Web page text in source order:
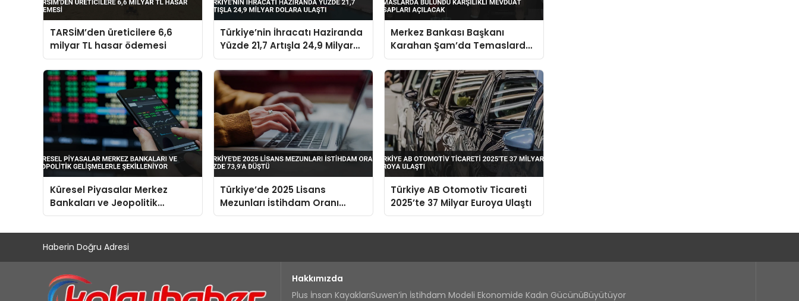
TARSİM’den üreticilere 6,6
milyar TL hasar ödemesi
Türkiye’nin İhracatı Haziranda
Yüzde 21,7 Artışla 24,9 Milyar
Dolara Ulaştı
Merkez Bankası Başkanı
Karahan Şam’da Temaslarda
Bulundu Karşılıklı Mevduat
Hesapları Açılacak
Küresel Piyasalar Merkez
Bankaları ve Jeopolitik
Gelişmelerle Şekilleniyor
Türkiye’de 2025 Lisans
Mezunları İstihdam Oranı
Yüzde 73,9’a Düştü
Türkiye AB Otomotiv Ticareti
2025’te 37 Milyar Euroya Ulaştı
Haberin Doğru Adresi
Hakkımızda
Plus İnsan KayaklarıSuwen’in İstihdam Modeli Ekonomide Kadın GücünüBüyütüyor